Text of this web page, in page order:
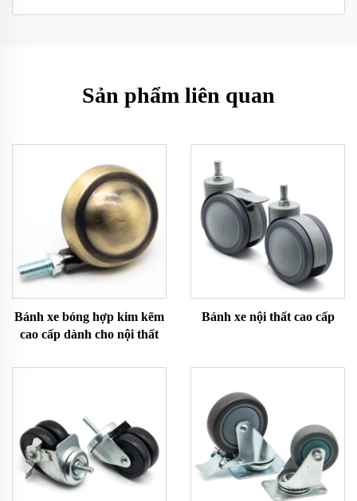
Sản phẩm liên quan
Bánh xe bóng hợp kim kẽm
cao cấp dành cho nội thất
Bánh xe nội thất cao cấp